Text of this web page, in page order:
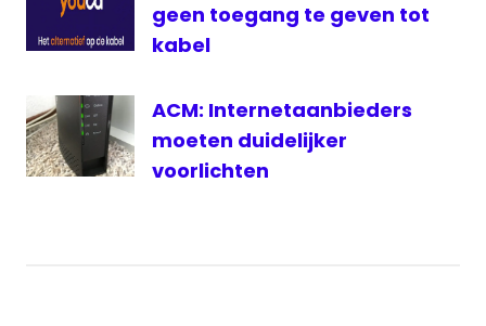
geen toegang te geven tot
kabel
ACM: Internetaanbieders
moeten duidelijker
voorlichten